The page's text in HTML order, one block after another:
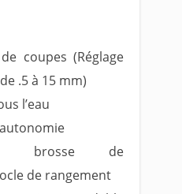
coupes (Réglage
.5 à 15 mm)
l’eau
brosse de
de rangement